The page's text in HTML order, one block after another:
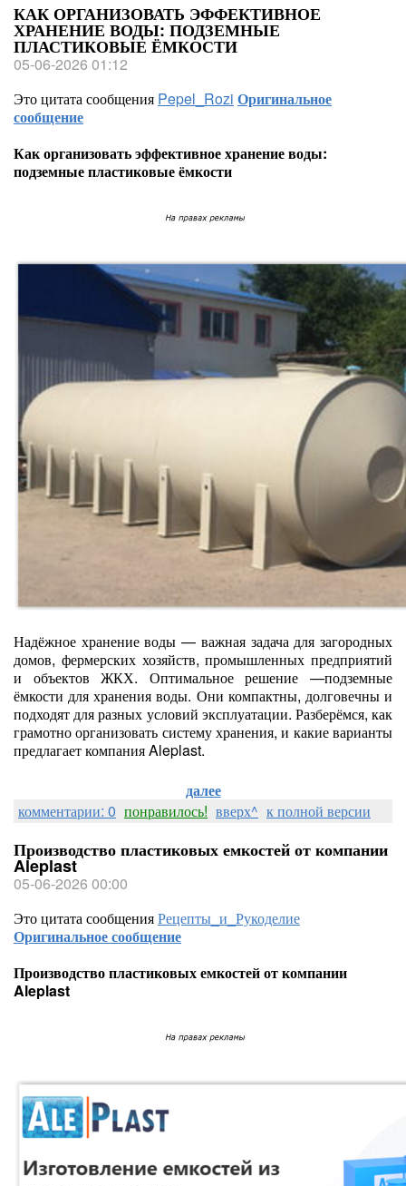
КАК ОРГАНИЗОВАТЬ ЭФФЕКТИВНОЕ
ХРАНЕНИЕ ВОДЫ: ПОДЗЕМНЫЕ
ПЛАСТИКОВЫЕ ЁМКОСТИ
05-06-2026 01:12
Это цитата сообщения Pepel_Rozi Оригинальное
сообщение
Как организовать эффективное хранение воды:
подземные пластиковые ёмкости
Надёжное хранение воды — важная задача для загородных
домов, фермерских хозяйств, промышленных предприятий
и объектов ЖКХ. Оптимальное решение —подземные
ёмкости для хранения воды. Они компактны, долговечны и
подходят для разных условий эксплуатации. Разберёмся, как
грамотно организовать систему хранения, и какие варианты
предлагает компания Aleplast.
далее
комментарии: 0 понравилось! вверх^ к полной версии
Производство пластиковых емкостей от компании
Aleplast
05-06-2026 00:00
Это цитата сообщенияРецепты_и_Рукоделие
Оригинальное сообщение
Производство пластиковых емкостей от компании
Aleplast